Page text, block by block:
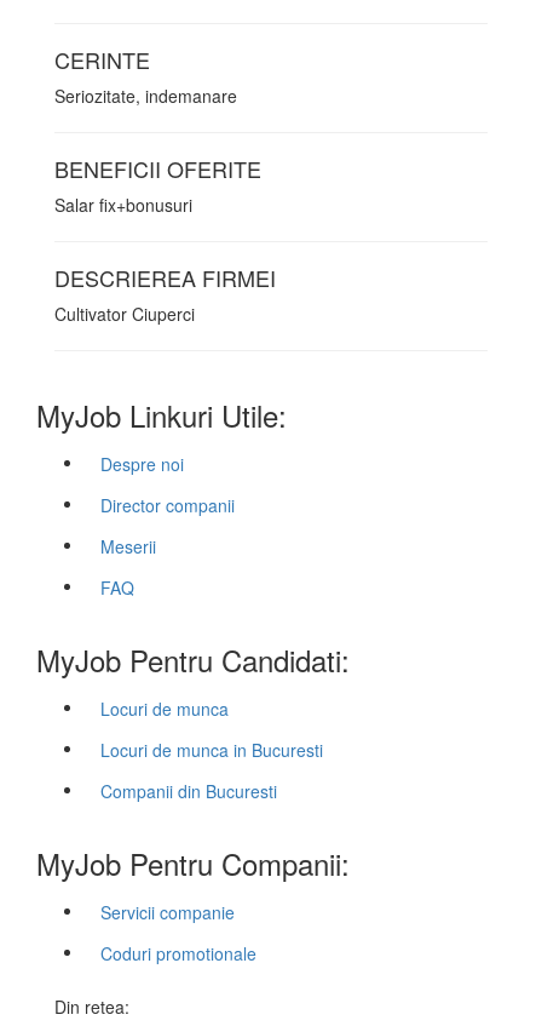
CERINTE
Seriozitate, indemanare
BENEFICII OFERITE
Salar fix+bonusuri
DESCRIEREA FIRMEI
Cultivator Ciuperci
MyJob Linkuri Utile:
Despre noi
Director companii
Meserii
FAQ
MyJob Pentru Candidati:
Locuri de munca
Locuri de munca in Bucuresti
Companii din Bucuresti
MyJob Pentru Companii:
Servicii companie
Coduri promotionale
Din retea: